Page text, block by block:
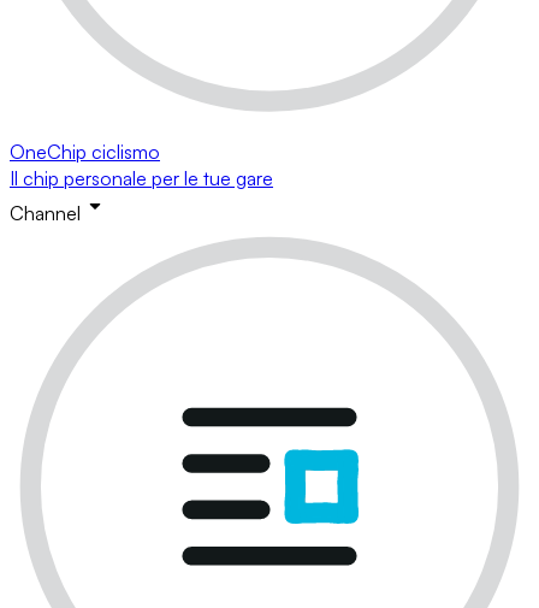
OneChip ciclismo
Il chip personale per le tue gare
Channel